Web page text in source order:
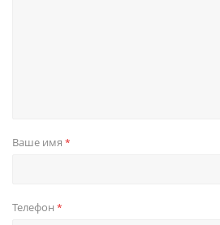
Ваше имя *
Телефон *